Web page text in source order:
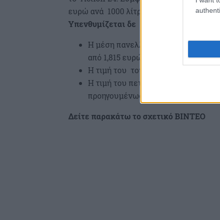
ευρώ ανά 1000 λίτρα καθημερινά κάτι
Υπενθυμίζεται δε πως τα τελευταία
Η μέση πανελλαδική τιμή της απλής
από 1,815 ευρώ το λίτρο που ήταν
Η τιμή του του diesel κίνησης
Η τιμή του πετρελαίου
προηγουμένως.
Δείτε παρακάτω το σχετικό ΒΙΝΤΕΟ